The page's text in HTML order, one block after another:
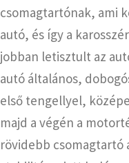
csomagtartónak, ami
autó, és így a
jobban letisztult az
autó általános,
első tengellyel,
majd a végén a
rövidebb csomagtartó